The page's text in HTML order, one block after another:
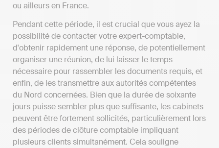
ou ailleurs en France.
Pendant cette période, il est crucial que vous ayez la
possibilité de contacter votre expert-comptable,
d'obtenir rapidement une réponse, de potentiellement
organiser une réunion, de lui laisser le temps
nécessaire pour rassembler les documents requis, et
enfin, de les transmettre aux autorités compétentes
du Nord concernées. Bien que la durée de soixante
jours puisse sembler plus que suffisante, les cabinets
peuvent être fortement sollicités, particulièrement lors
des périodes de clôture comptable impliquant
plusieurs clients simultanément. Cela souligne